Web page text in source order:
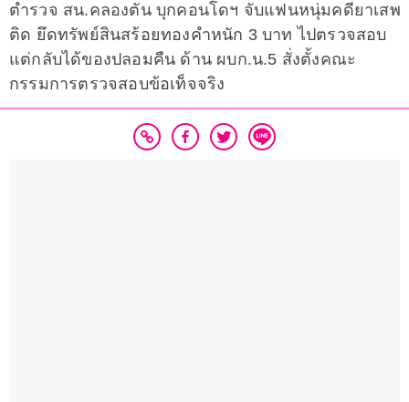
ตำรวจ สน.คลองตัน บุกคอนโดฯ จับแฟนหนุ่มคดียาเสพ
ติด ยึดทรัพย์สินสร้อยทองคำหนัก 3 บาท ไปตรวจสอบ
แต่กลับได้ของปลอมคืน ด้าน ผบก.น.5 สั่งตั้งคณะ
กรรมการตรวจสอบข้อเท็จจริง